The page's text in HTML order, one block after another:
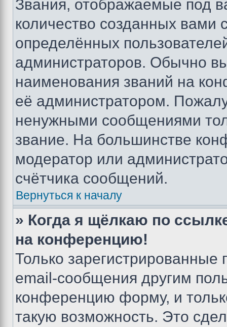
Звания, отображаемые под
количество созданных
определённых
администраторов. Обычно
наименования званий на
её администратором.
ненужными сообщениями
звание. На большинстве
модератор или
счётчика сообщений.
Вернуться к началу
» Когда я щёлкаю по
на конференцию!
Только зарегистрированные
email-сообщения другим
конференцию форму, и
такую возможность. Это